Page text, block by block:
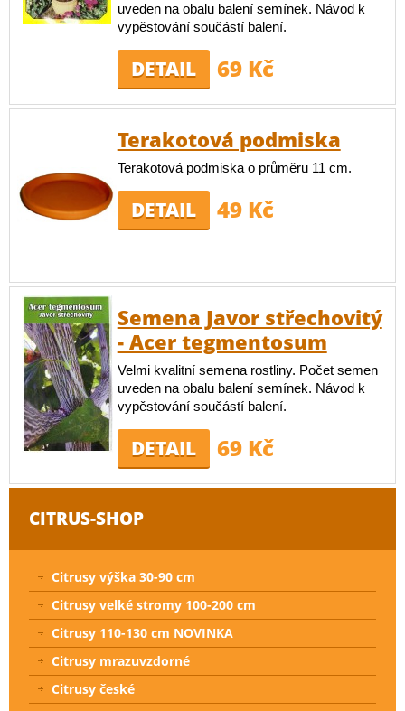
uveden na obalu balení semínek. Návod k
vypěstování součástí balení.
DETAIL 69 Kč
Terakotová podmiska
Terakotová podmiska o průměru 11 cm.
DETAIL 49 Kč
Semena Javor střechovitý
- Acer tegmentosum
Velmi kvalitní semena rostliny. Počet semen
uveden na obalu balení semínek. Návod k
vypěstování součástí balení.
DETAIL 69 Kč
CITRUS-SHOP
Citrusy výška 30-90 cm
Citrusy velké stromy 100-200 cm
Citrusy 110-130 cm NOVINKA
Citrusy mrazuvzdorné
Citrusy české